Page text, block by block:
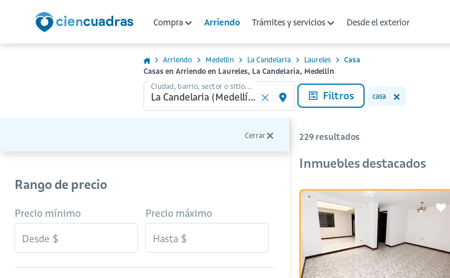
Compra Arriendo Trámites y servicios Desde el exterior
Arriendo Medellin La Candelaria Laureles
Casa
Casas en Arriendo en Laureles, La Candelaria, Medellín
Ciudad, barrio, sector o sitio...
Filtros casa
Cerrar
Rango de precio
Precio mínimo Precio máximo
229 resultados
Inmuebles destacados